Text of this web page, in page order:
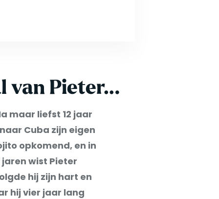
van Pieter…
maar liefst 12 jaar
Cuba zijn eigen
opkomend, en in
wist Pieter
hij zijn hart en
hij vier jaar lang